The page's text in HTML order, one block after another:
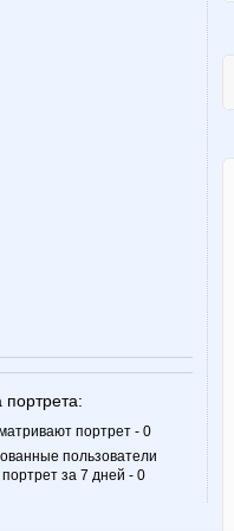
портрета:
портрет - 0
пользователи
за 7 дней - 0